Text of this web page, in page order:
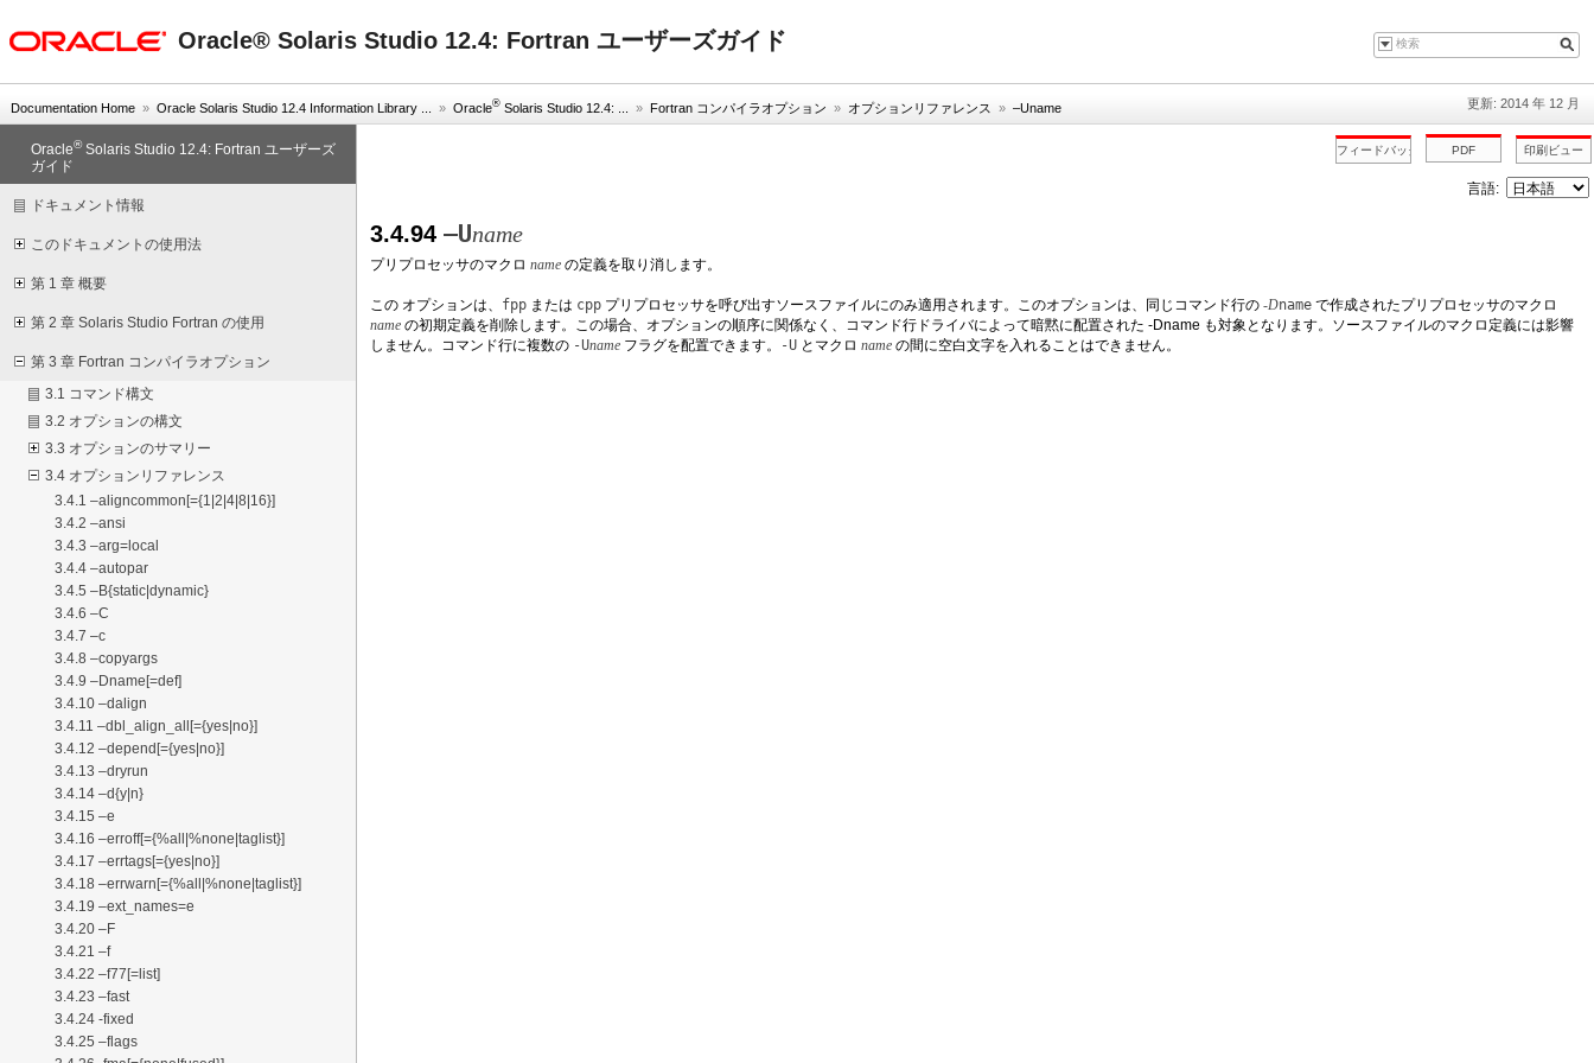
Oracle® Solaris Studio 12.4: Fortran ユーザーズガイド
Documentation Home » Oracle Solaris Studio 12.4 Information Library ... » Oracle® Solaris Studio 12.4: ... » Fortran コンパイラオプション » オプションリファレンス » –Uname 更新: 2014 年 12 月
Oracle®Solaris Studio 12.4: Fortran ユーザーズ
ガイド
ドキュメント情報
このドキュメントの使用法
第 1 章 概要
第 2 章 Solaris Studio Fortran の使用
第 3 章 Fortran コンパイラオプション
3.1 コマンド構文
3.2 オプションの構文
3.3 オプションのサマリー
3.4 オプションリファレンス
3.4.1 –aligncommon[={1|2|4|8|16}]
3.4.2 –ansi
3.4.3 –arg=local
3.4.4 –autopar
3.4.5 –B{static|dynamic}
3.4.6 –C
3.4.7 –c
3.4.8 –copyargs
3.4.9 –Dname[=def]
3.4.10 –dalign
3.4.11 –dbl_align_all[={yes|no}]
3.4.12 –depend[={yes|no}]
3.4.13 –dryrun
3.4.14 –d{y|n}
3.4.15 –e
3.4.16 –erroff[={%all|%none|taglist}]
3.4.17 –errtags[={yes|no}]
3.4.18 –errwarn[={%all|%none|taglist}]
3.4.19 –ext_names=e
3.4.20 –F
3.4.21 –f
3.4.22 –f77[=list]
3.4.23 –fast
3.4.24 -fixed
3.4.25 –flags
言語:
3.4.94 –Uname
プリプロセッサのマクロ name の定義を取り消します。
この オプションは、 fpp または cpp プリプロセッサを呼び出すソースファイルにのみ適用されます。このオプションは、同じコマンド行の -Dname で作成されたプリプロセッサのマクロ
name の初期定義を削除します。この場合、オプションの順序に関係なく、コマンド行ドライバによって暗黙に配置された -Dname も対象となります。ソースファイルのマクロ定義には影響
しません。コマンド行に複数の -Uname フラグを配置できます。 -U とマクロ name の間に空白文字を入れることはできません。